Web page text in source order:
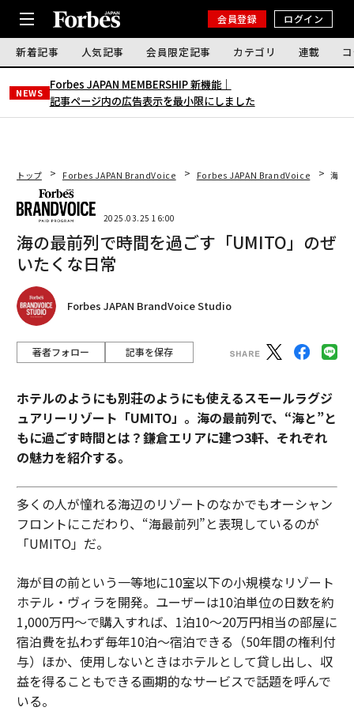
会員登録 ログイン
新着記事 人気記事 会員限定記事 カテゴリ 連載
NEWS
Forbes JAPAN MEMBERSHIP 新機能｜
記事ページ内の広告表示を最小限にしました
トップ Forbes JAPAN BrandVoice Forbes JAPAN BrandVoice 海の
2025.03.25 16:00
海の最前列で時間を過ごす「UMITO」のぜ
いたくな日常
Forbes JAPAN BrandVoice Studio
著者フォロー 記事を保存
ホテルのようにも別荘のようにも使えるスモールラグジ
ュアリーリゾート「UMITO」。海の最前列で、“海と”と
もに過ごす時間とは？鎌倉エリアに建つ3軒、それぞれ
の魅力を紹介する。
多くの人が憧れる海辺のリゾートのなかでもオーシャン
フロントにこだわり、“海最前列”と表現しているのが
「UMITO」だ。
海が目の前という一等地に10室以下の小規模なリゾート
ホテル・ヴィラを開発。ユーザーは10泊単位の日数を約
1,000万円～で購入すれば、1泊10～20万円相当の部屋に
宿泊費を払わず毎年10泊～宿泊できる（50年間の権利付
与）ほか、使用しないときはホテルとして貸し出し、収
益を得ることもできる画期的なサービスで話題を呼んで
いる。